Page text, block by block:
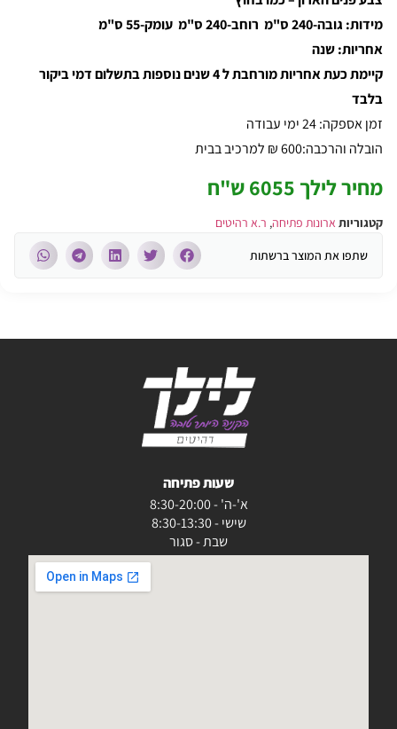
מידות: גובה-240 ס"מ רוחב-240 ס"מ עומק-55 ס"מ
אחריות: שנה
קיימת כעת אחריות מורחבת ל 4 שנים נוספות בתשלום דמי ביקור
בלבד
זמן אספקה: 24 ימי עבודה
הובלה והרכבה:600 ₪ למרכיב בבית
מחיר לילך 6055 ש"ח
קטגוריות ארונות פתיחה, ר.א רהיטים
שתפו את המוצר ברשתות
שעות פתיחה
א'-ה' - 8:30-20:00
שישי - 8:30-13:30
שבת - סגור